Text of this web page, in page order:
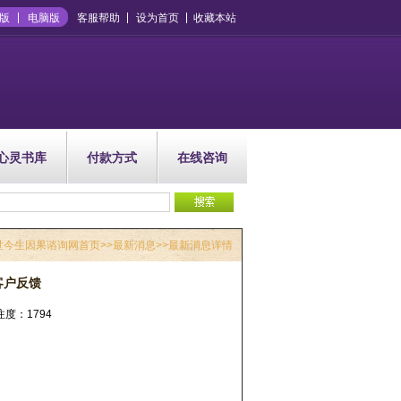
电脑版 客服帮助 设为首页 收藏本站
灵书库 付款方式 在线咨询
今生因果谘询网首页>>最新消息>>最新消息详情
户反馈
度：1794